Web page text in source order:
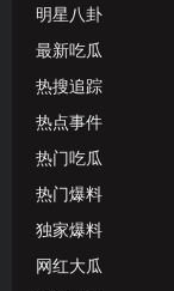
明星八卦
最新吃瓜
热搜追踪
热点事件
热门吃瓜
热门爆料
独家爆料
网红大瓜